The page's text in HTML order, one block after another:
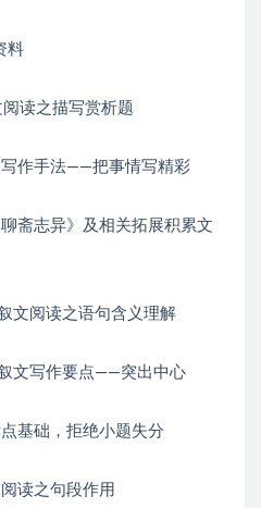
料
读之描写赏析题
作手法——把事情写精彩
斋志异》及相关拓展积累文
文阅读之语句含义理解
文写作要点——突出中心
基础，拒绝小题失分
读之句段作用